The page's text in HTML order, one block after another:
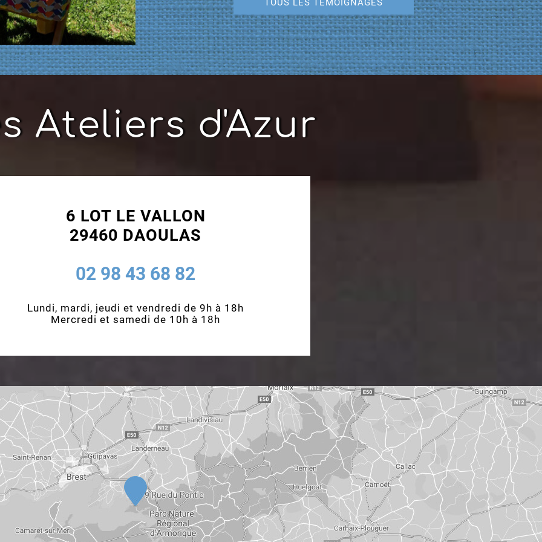
TOUS LES TÉMOIGNAGES
Ateliers d'Azur
6 LOT LE VALLON
29460 DAOULAS
02 98 43 68 82
Lundi, mardi, jeudi et vendredi de 9h à 18h
Mercredi et samedi de 10h à 18h